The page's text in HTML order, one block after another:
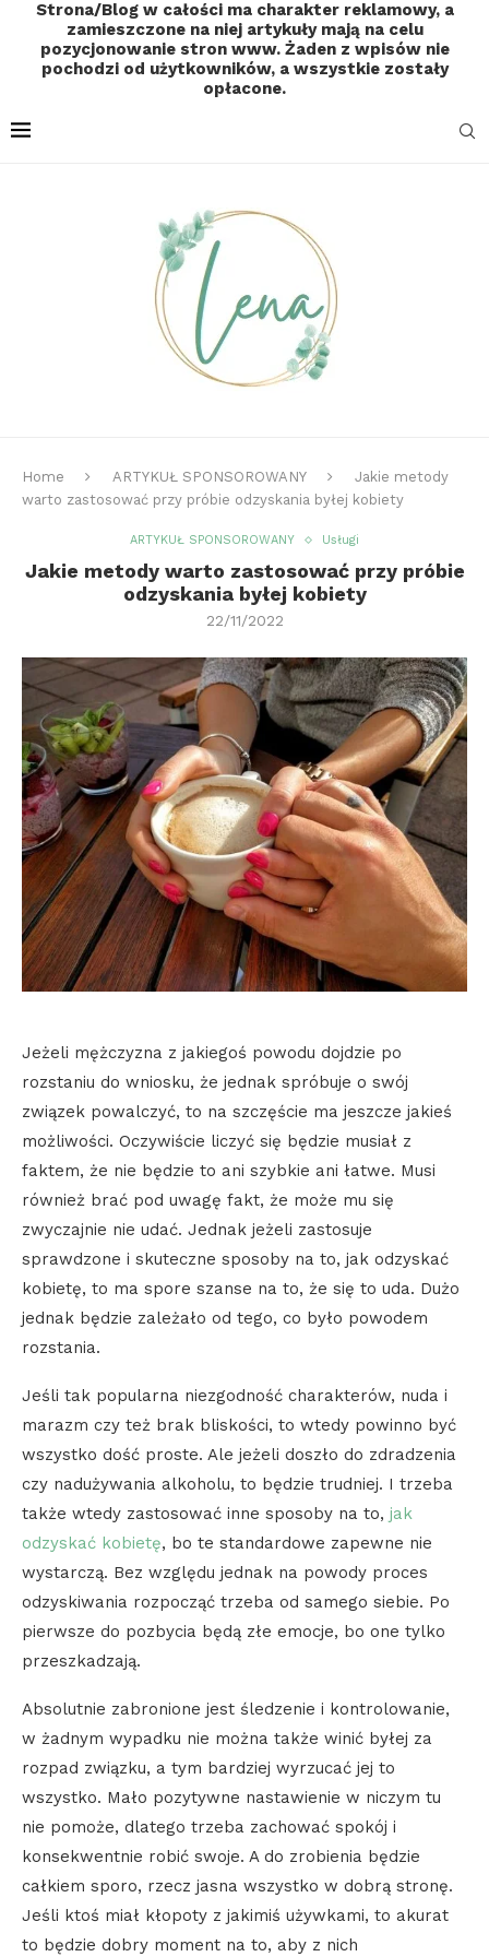
Strona/Blog w całości ma charakter reklamowy, a
zamieszczone na niej artykuły mają na celu
pozycjonowanie stron www. Żaden z wpisów nie
pochodzi od użytkowników, a wszystkie zostały
opłacone.
Home ARTYKUŁ SPONSOROWANY
Jakie metody
warto zastosować przy próbie odzyskania byłej kobiety
ARTYKUŁ SPONSOROWANY Usługi
Jakie metody warto zastosować przy próbie
odzyskania byłej kobiety
22/11/2022
Jeżeli mężczyzna z jakiegoś powodu dojdzie po
rozstaniu do wniosku, że jednak spróbuje o swój
związek powalczyć, to na szczęście ma jeszcze jakieś
możliwości. Oczywiście liczyć się będzie musiał z
faktem, że nie będzie to ani szybkie ani łatwe. Musi
również brać pod uwagę fakt, że może mu się
zwyczajnie nie udać. Jednak jeżeli zastosuje
sprawdzone i skuteczne sposoby na to, jak odzyskać
kobietę, to ma spore szanse na to, że się to uda. Dużo
jednak będzie zależało od tego, co było powodem
rozstania.
Jeśli tak popularna niezgodność charakterów, nuda i
marazm czy też brak bliskości, to wtedy powinno być
wszystko dość proste. Ale jeżeli doszło do zdradzenia
czy nadużywania alkoholu, to będzie trudniej. I trzeba
także wtedy zastosować inne sposoby na to, jak
odzyskać kobietę, bo te standardowe zapewne nie
wystarczą. Bez względu jednak na powody proces
odzyskiwania rozpocząć trzeba od samego siebie. Po
pierwsze do pozbycia będą złe emocje, bo one tylko
przeszkadzają.
Absolutnie zabronione jest śledzenie i kontrolowanie,
w żadnym wypadku nie można także winić byłej za
rozpad związku, a tym bardziej wyrzucać jej to
wszystko. Mało pozytywne nastawienie w niczym tu
nie pomoże, dlatego trzeba zachować spokój i
konsekwentnie robić swoje. A do zrobienia będzie
całkiem sporo, rzecz jasna wszystko w dobrą stronę.
Jeśli ktoś miał kłopoty z jakimiś używkami, to akurat
to będzie dobry moment na to, aby z nich